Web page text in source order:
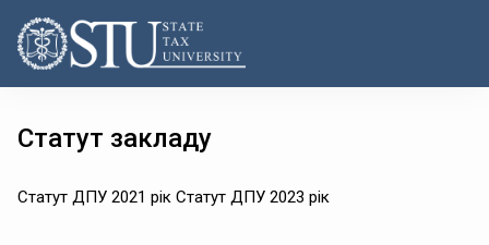
Статут закладу
Статут ДПУ 2021 рік Статут ДПУ 2023 рік